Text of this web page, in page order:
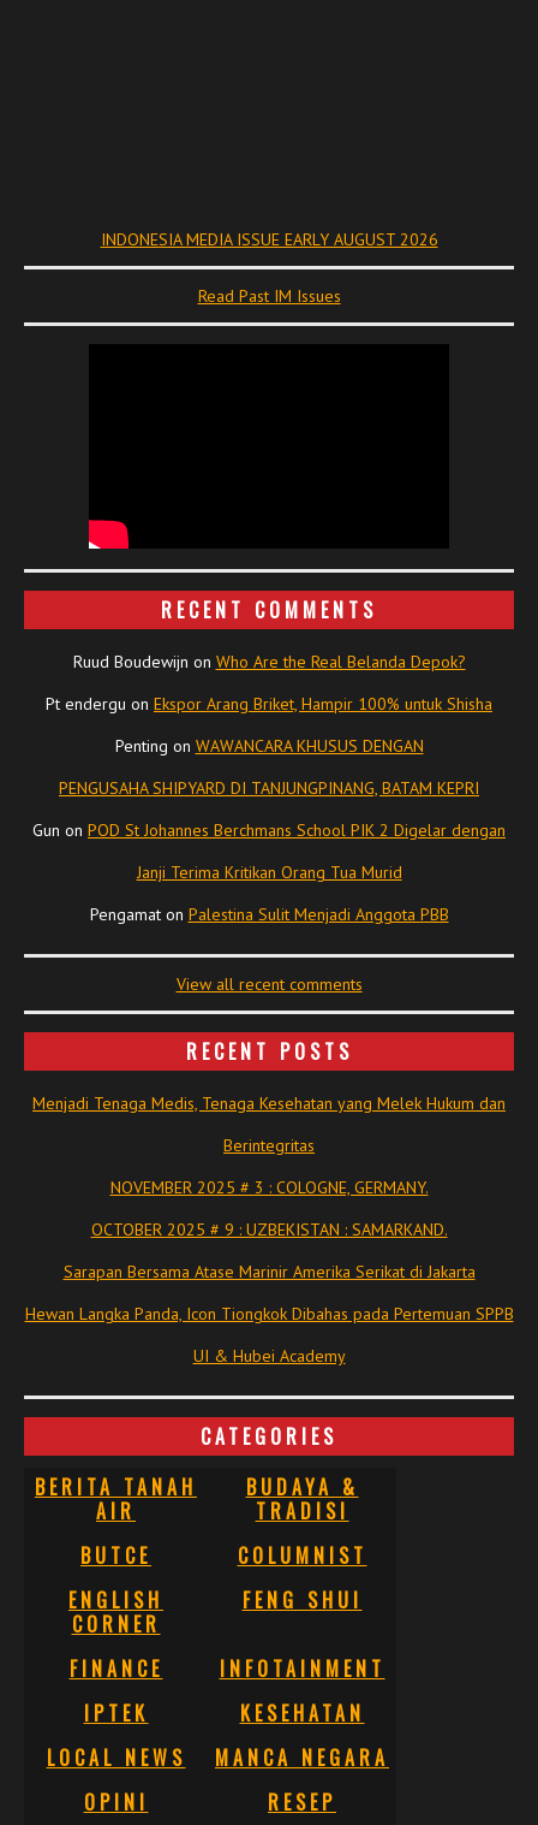
INDONESIA MEDIA ISSUE EARLY AUGUST 2026
Read Past IM Issues
RECENT COMMENTS
Ruud Boudewijn on Who Are the Real Belanda Depok?
Pt endergu on Ekspor Arang Briket, Hampir 100% untuk Shisha
Penting on WAWANCARA KHUSUS DENGAN
PENGUSAHA SHIPYARD DI TANJUNGPINANG, BATAM KEPRI
Gun on POD St Johannes Berchmans School PIK 2 Digelar dengan
Janji Terima Kritikan Orang Tua Murid
Pengamaton Palestina Sulit Menjadi Anggota PBB
View all recent comments
RECENT POSTS
Menjadi Tenaga Medis, Tenaga Kesehatan yang Melek Hukum dan
Berintegritas
NOVEMBER 2025 # 3 : COLOGNE, GERMANY.
OCTOBER 2025 # 9 : UZBEKISTAN : SAMARKAND.
Sarapan Bersama Atase Marinir Amerika Serikat di Jakarta
Hewan Langka Panda, Icon Tiongkok Dibahas pada Pertemuan SPPB
UI & Hubei Academy
CATEGORIES
BERITA TANAH
AIR
BUDAYA &
TRADISI
BUTCE
COLUMNIST
ENGLISH
CORNER
FENG SHUI
FINANCE
INFOTAINMENT
IPTEK
KESEHATAN
LOCAL NEWS
MANCA NEGARA
OPINI
RESEP